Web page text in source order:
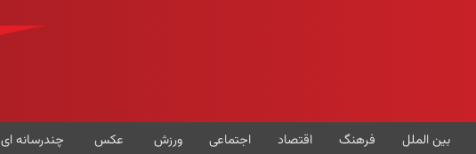
بین الملل فرهنگ اقتصاد اجتماعی ورزش عکس چندرسانه ای